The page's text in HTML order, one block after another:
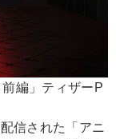
編」ティザーP
信された「アニ